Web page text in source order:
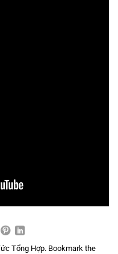
Tổng Hợp. Bookmark the